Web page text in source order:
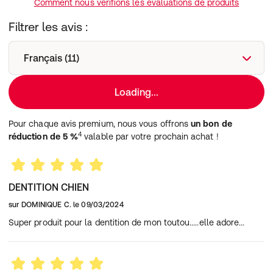
2 sachets de 14 sticks
Alimentation Complémentaire
Comment nous vérifions les évaluations de produits
Filtrer les avis :
Français (11)
Loading...
Pour chaque avis premium, nous vous offronsun bon de
réduction de 5 %4 valable par votre prochain achat !
DENTITION CHIEN
sur DOMINIQUE C. le 09/03/2024
Super produit pour la dentition de mon toutou.....elle adore...